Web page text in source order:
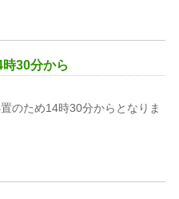
30分から
のため14時30分からとなりま